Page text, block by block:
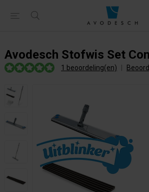
Avodesch Stofwis Set
1 beoordeling(en)